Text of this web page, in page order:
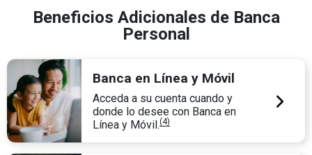
Beneficios Adicionales de Banca
Personal
Banca en Línea y Móvil
Acceda a su cuenta cuando y
donde lo desee con Banca en
Línea y Móvil.(4)